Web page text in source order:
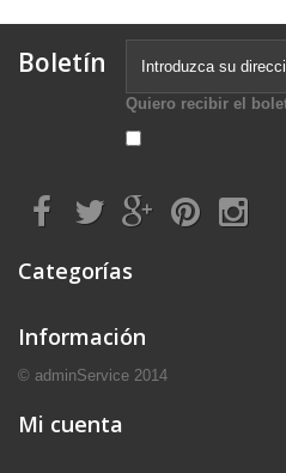
Boletín
Quiero recibir el
Categorías
Información
© adminService 2014
Mi cuenta